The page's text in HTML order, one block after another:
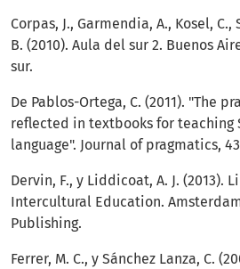
Corpas, J., Garmendia, A., Kosel,
B. (2010). Aula del sur 2. Buenos
sur.
De Pablos-Ortega, C. (2011). "The
reflected in textbooks for teaching
language". Journal of pragmatics,
Dervin, F., y Liddicoat, A. J. (2013).
Intercultural Education.
Publishing.
Ferrer, M. C., y Sánchez Lanza, C.